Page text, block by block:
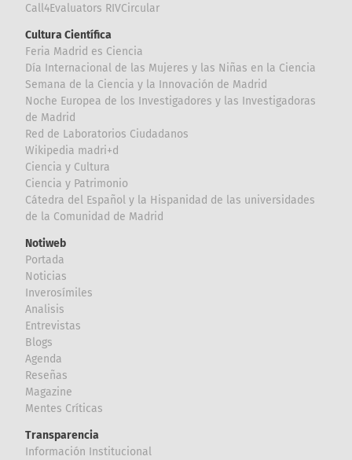
Call4Evaluators RIVCircular
Cultura Científica
Feria Madrid es Ciencia
Día Internacional de las Mujeres y las Niñas en la Ciencia
Semana de la Ciencia y la Innovación de Madrid
Noche Europea de los Investigadores y las Investigadoras
de Madrid
Red de Laboratorios Ciudadanos
Wikipedia madri+d
Ciencia y Cultura
Ciencia y Patrimonio
Cátedra del Español y la Hispanidad de las universidades
de la Comunidad de Madrid
Notiweb
Portada
Noticias
Inverosímiles
Analisis
Entrevistas
Blogs
Agenda
Reseñas
Magazine
Mentes Críticas
Transparencia
Información Institucional